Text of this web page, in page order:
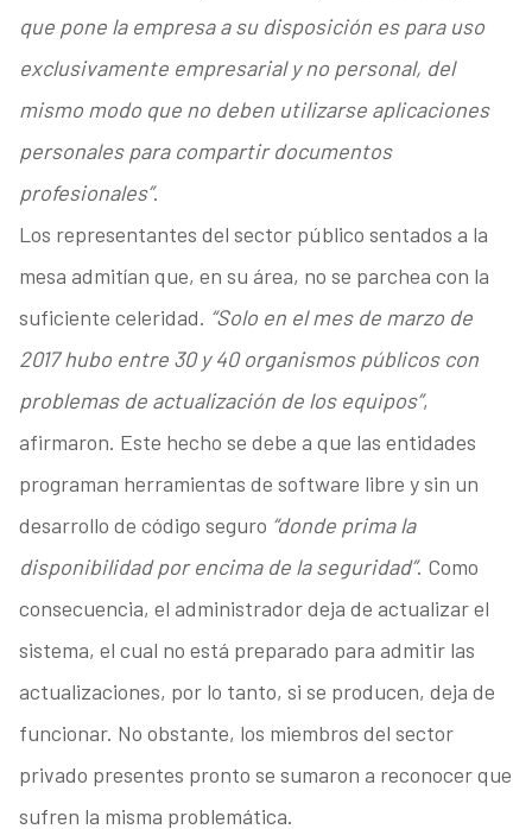
que pone la empresa a su disposición es para uso
exclusivamente empresarial y no personal, del
mismo modo que no deben utilizarse aplicaciones
personales para compartir documentos
profesionales”.
Los representantes del sector público sentados a la
mesa admitían que, en su área, no se parchea con la
suficiente celeridad. “Solo en el mes de marzo de
2017 hubo entre 30 y 40 organismos públicos con
problemas de actualización de los equipos”,
afirmaron. Este hecho se debe a que las entidades
programan herramientas de software libre y sin un
desarrollo de código seguro “donde prima la
disponibilidad por encima de la seguridad”. Como
consecuencia, el administrador deja de actualizar el
sistema, el cual no está preparado para admitir las
actualizaciones, por lo tanto, si se producen, deja de
funcionar. No obstante, los miembros del sector
privado presentes pronto se sumaron a reconocer que
sufren la misma problemática.